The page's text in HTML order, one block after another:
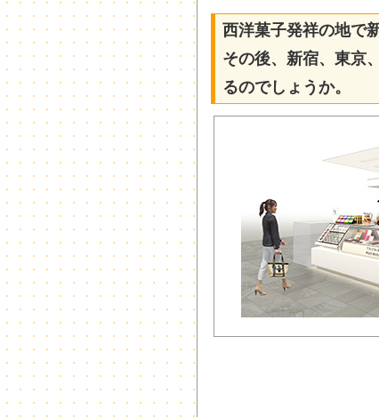
西洋菓子発祥の地で
その後、新宿、東京
るのでしょうか。